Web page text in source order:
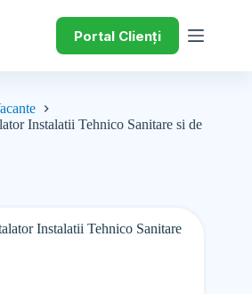
Portal Clienți
Instalatii Tehnico Sanitare si de
Instalatii Tehnico Sanitare